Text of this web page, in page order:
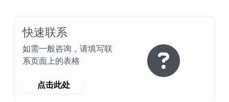
快速联系
如需一般咨询，请填写联
系页面上的表格
点击此处